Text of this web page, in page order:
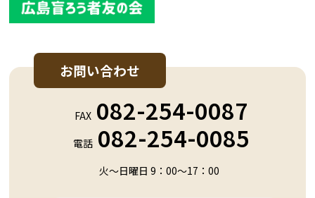
お問い合わせ
FAX 082-254-0087
電話 082-254-0085
火～日曜日 9：00～17：00